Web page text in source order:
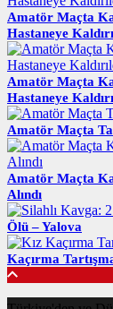
Amatör Maçta
Hastaneye
Amatör Maçta
Hastaneye
Amatör Maçta
Amatör Maçta
Alındı
Ölü – Yalova
Kaçırma